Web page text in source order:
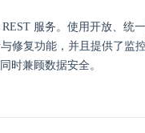
服务。使用开放、统
修复功能，并且提供了监
时兼顾数据安全。